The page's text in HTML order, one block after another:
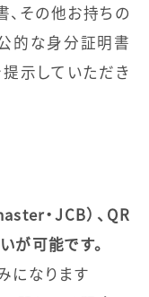
、その他お持ちの
的な身分証明書
提示していただき
・JCB）、QR
が可能です。
になります